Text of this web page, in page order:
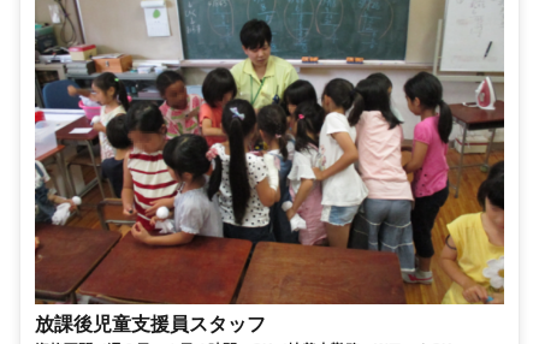
放課後児童支援員スタッフ